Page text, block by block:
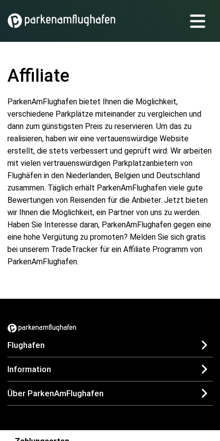
Affiliate
ParkenAmFlughafen bietet Ihnen die Möglichkeit,
verschiedene Parkplätze miteinander zu vergleichen und
dann zum günstigsten Preis zu reservieren. Um das zu
realisieren, haben wir eine vertauenswürdige Website
erstellt, die stets verbessert und geprüft wird. Wir arbeiten
mit vielen vertrauenswürdigen Parkplatzanbietern von
Flughäfen in den Niederlanden, Belgien und Deutschland
zusammen. Täglich erhält ParkenAmFlughafen viele gute
Bewertungen von Reisenden für die Anbieter. Jetzt bieten
wir Ihnen die Möglichkeit, ein Partner von uns zu werden.
Haben Sie Interesse daran, ParkenAmFlughafen gegen eine
eine hohe Vergütung zu promoten? Melden Sie sich gratis
bei unserem TradeTracker für ein Affiliate Programm von
ParkenAmFlughafen.
Flughafen
Information
Über ParkenAmFlughafen